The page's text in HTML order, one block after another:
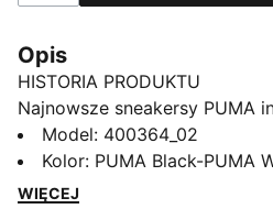
Opis
HISTORIA PRODUKTU
Najnowsze sneakersy PUMA
kulturą kibicowską dodadzą
Dzięki syntetyczno-
wprowadzają nowoczesny styl
Model: 400364_02
Kolor: PUMA Black-PUMA
WIĘCEJ